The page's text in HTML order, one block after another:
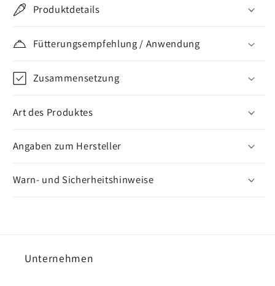
für
für
Produktdetails
Fütterungsempfehlung / Anwendung
Zusammensetzung
Art des Produktes
Angaben zum Hersteller
Warn- und Sicherheitshinweise
Unternehmen